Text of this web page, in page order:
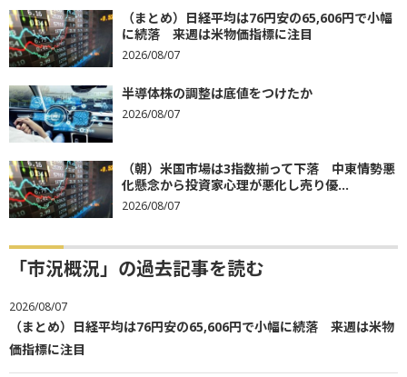
（まとめ）日経平均は76円安の65,606円で小幅
に続落 来週は米物価指標に注目
2026/08/07
半導体株の調整は底値をつけたか
2026/08/07
（朝）米国市場は3指数揃って下落 中東情勢悪
化懸念から投資家心理が悪化し売り優...
2026/08/07
「市況概況」の過去記事を読む
2026/08/07
（まとめ）日経平均は76円安の65,606円で小幅に続落 来週は米物
価指標に注目